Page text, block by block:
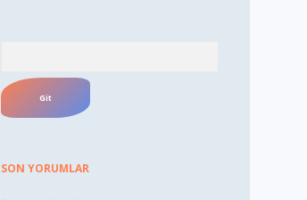
SON YORUMLAR